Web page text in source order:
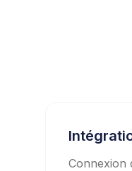
Connexion